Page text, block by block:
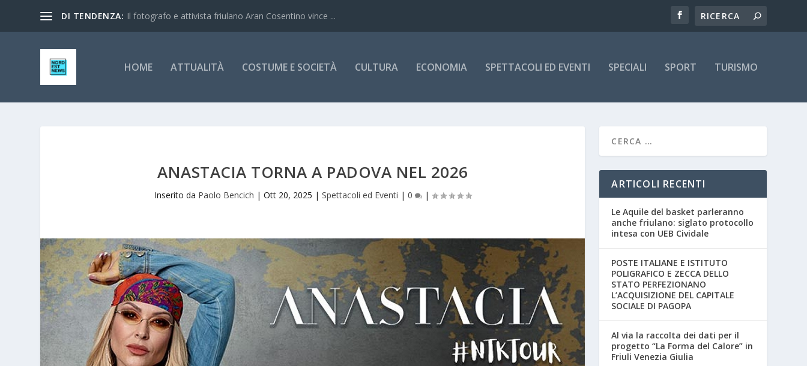
DI TENDENZA: Il fotografo e attivista friulano Aran Cosentino vince ...
HOME ATTUALITÀ COSTUME E SOCIETÀ CULTURA ECONOMIA SPETTACOLI ED EVENTI SPECIALI SPORT TURISMO
ANASTACIA TORNA A PADOVA NEL 2026
Inserito da Paolo Bencich | Ott 20, 2025 | Spettacoli ed Eventi | 0 |
ARTICOLI RECENTI
Le Aquile del basket parleranno
anche friulano: siglato protocollo
intesa con UEB Cividale
POSTE ITALIANE E ISTITUTO
POLIGRAFICO E ZECCA DELLO
STATO PERFEZIONANO
L’ACQUISIZIONE DEL CAPITALE
SOCIALE DI PAGOPA
Al via la raccolta dei dati per il
progetto “La Forma del Calore” in
Friuli Venezia Giulia